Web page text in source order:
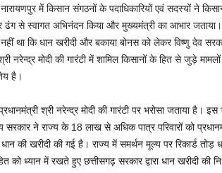
में किसान संगठनों के पदाधिकारियों एवं सदस्यों ने
से स्वागत अभिनंदन किया और मुख्यमंत्री का आभार जताया।
नहीं था कि धान खरीदी और बकाया बोनस को लेकर विष्णु देव
नरेन्द्र मोदी की गारंटी में शामिल किसानों के हित से जुड़े
है।
श्री नरेन्द्र मोदी की गारंटी पर भरोसा जताया है। इस
सरकार ने राज्य के 18 लाख से अधिक पात्र परिवारों को
की खरीदी की गई है। राज्य में समर्थन मूल्य पर रिकार्ड
को ध्यान में रखते हुए छत्तीसगढ़ सरकार द्वारा धान खरीदी की